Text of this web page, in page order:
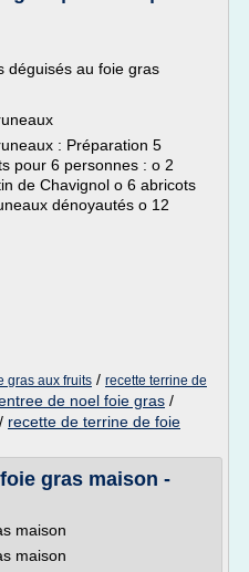
déguisés au foie gras
: Préparation 5
pour 6 personnes : o 2
de Chavignol o 6 abricots
dénoyautés o 12
gras aux fruits / recette terrine de
de noel foie gras /
/ recette de terrine de foie
gras maison -
maison
maison